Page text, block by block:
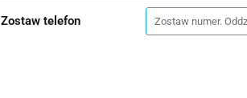
Zostaw telefon